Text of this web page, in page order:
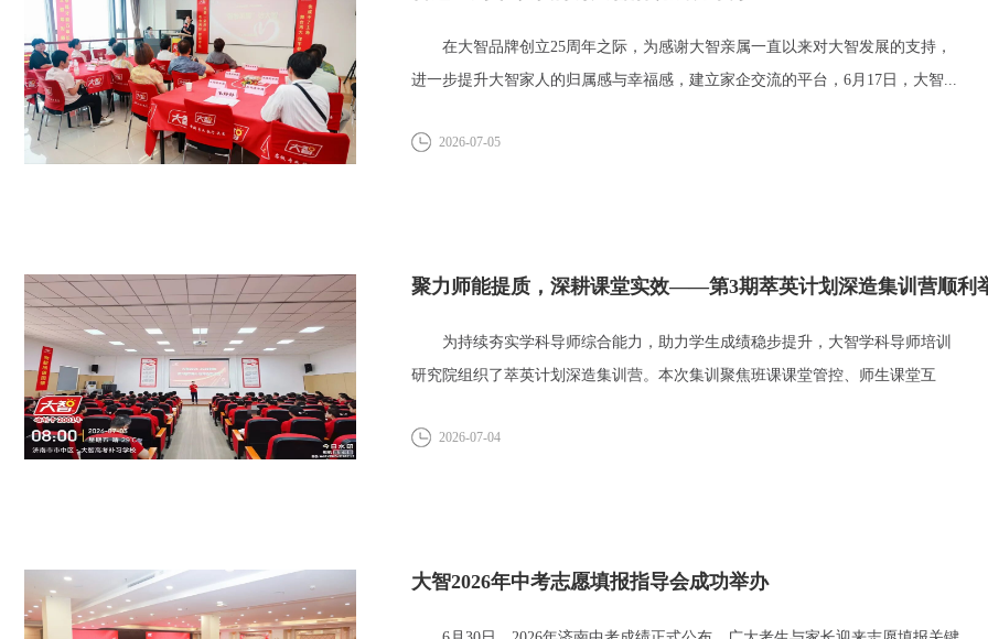
在大智品牌创立25周年之际，为感谢大智亲属一直以来对大智发展的支持，
进一步提升大智家人的归属感与幸福感，建立家企交流的平台，6月17日，大智...
2026-07-05
聚力师能提质，深耕课堂实效——第3期萃英计划深造集训营顺利
为持续夯实学科导师综合能力，助力学生成绩稳步提升，大智学科导师培训
研究院组织了萃英计划深造集训营。本次集训聚焦班课课堂管控、师生课堂互
2026-07-04
大智2026年中考志愿填报指导会成功举办